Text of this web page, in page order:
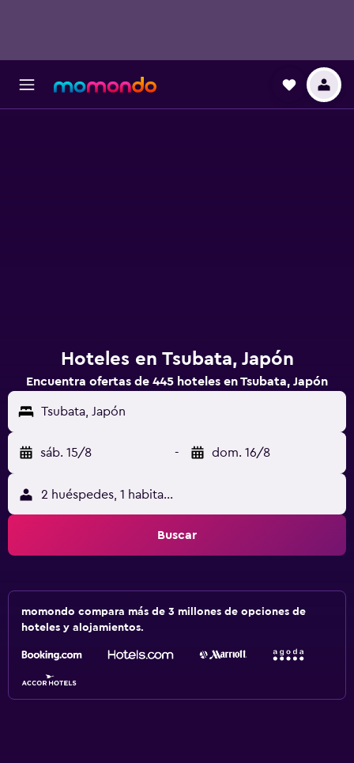
Hoteles en Tsubata, Japón
Encuentra ofertas de 445 hoteles en Tsubata, Japón
Tsubata, Japón
sáb. 15/8 - dom. 16/8
2 huéspedes, 1 habitación
Buscar
momondo compara más de 3 millones de opciones de
hoteles y alojamientos.